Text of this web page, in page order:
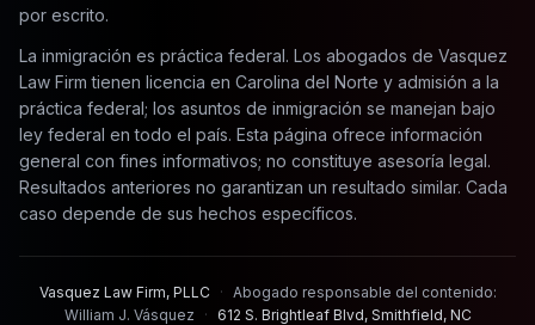
por escrito.
La inmigración es práctica federal. Los abogados de Vasquez
Law Firm tienen licencia en Carolina del Norte y admisión a la
práctica federal; los asuntos de inmigración se manejan bajo
ley federal en todo el país. Esta página ofrece información
general con fines informativos; no constituye asesoría legal.
Resultados anteriores no garantizan un resultado similar. Cada
caso depende de sus hechos específicos.
Vasquez Law Firm, PLLC · Abogado responsable del contenido:
William J. Vásquez
·
612 S. Brightleaf Blvd, Smithfield, NC